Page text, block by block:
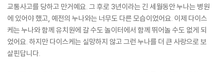
교통사고를 당하고 만거예요. 그 후로 3년이라는 긴 세월동안 누나는 병원
에 있어야 했고, 예전의 누나와는 너무도 다른 모습이었어요. 이제 다이스
케는 누나와 함께 유치원에 갈 수도 놀이터에서 함께 뛰어놀 수도 없게 되
었어요. 하지만 다이스케는 실망하지 않고 그런 누나를 더 큰 사랑으로 보
살핀답니다.